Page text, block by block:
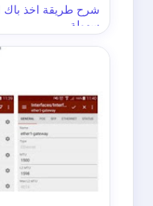
شرح طريقة اخذ
سهولة